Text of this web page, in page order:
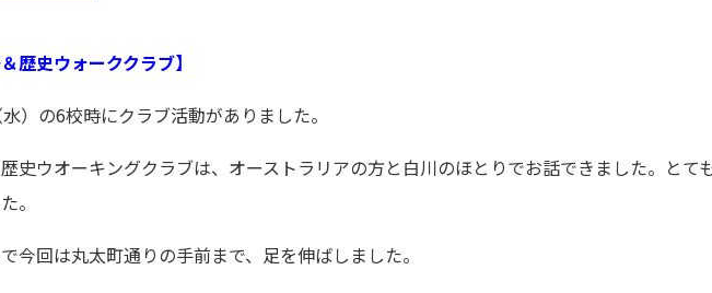
＆歴史ウォーククラブ】
）の6校時にクラブ活動がありました。
史ウオーキングクラブは、オーストラリアの方と白川のほとりでお話できました。とて
。
今回は丸太町通りの手前まで、足を伸ばしました。